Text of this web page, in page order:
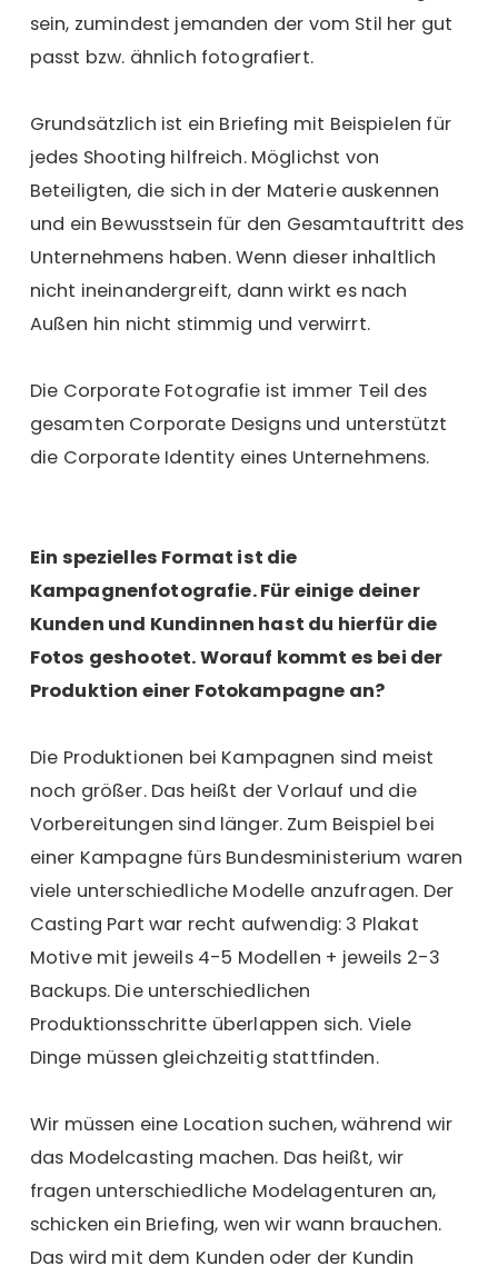
sein, zumindest jemanden der vom Stil her gut
passt bzw. ähnlich fotografiert.
Grundsätzlich ist ein Briefing mit Beispielen für
jedes Shooting hilfreich. Möglichst von
Beteiligten, die sich in der Materie auskennen
und ein Bewusstsein für den Gesamtauftritt des
Unternehmens haben. Wenn dieser inhaltlich
nicht ineinandergreift, dann wirkt es nach
Außen hin nicht stimmig und verwirrt.
Die Corporate Fotografie ist immer Teil des
gesamten Corporate Designsund unterstützt
die Corporate Identity eines Unternehmens.
Ein spezielles Format ist die
Kampagnenfotografie. Für einige deiner
Kunden und Kundinnen hast du hierfür die
Fotos geshootet. Worauf kommt es bei der
Produktion einer Fotokampagne an?
Die Produktionen bei Kampagnen sind meist
noch größer. Das heißt der Vorlauf und die
Vorbereitungen sind länger. Zum Beispiel bei
einer Kampagne fürs Bundesministerium waren
viele unterschiedliche Modelle anzufragen. Der
Casting Part war recht aufwendig: 3 Plakat
Motive mit jeweils 4-5 Modellen + jeweils 2-3
Backups. Die unterschiedlichen
Produktionsschritte überlappen sich. Viele
Dinge müssen gleichzeitig stattfinden.
Wir müssen eine Location suchen, während wir
das Modelcasting machen. Das heißt, wir
fragen unterschiedliche Modelagenturen an,
schicken ein Briefing, wen wir wann brauchen.
Das wird mit dem Kunden oder der Kundin